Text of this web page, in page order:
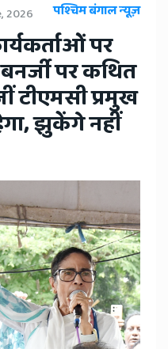
2026 पश्चिम बंगाल न्यूज़
पर
पर कथित
टीएमसी प्रमुख
झुकेंगे नहीं